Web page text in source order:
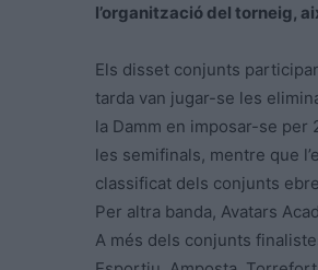
l’organització del torneig,
Els disset conjunts
tarda van jugar-se les
la Damm en imposar-se per
les semifinals, mentre que
classificat dels conjunts
Per altra banda, Avatars
A més dels conjunts